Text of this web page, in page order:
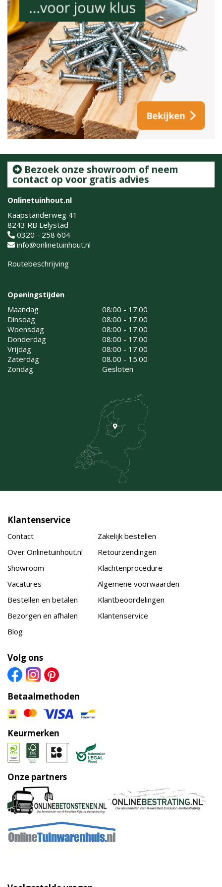
Bezoek onze showroom of neem
contact op voor gratis advies
Onlinetuinhout.nl
Kaapstanderweg 41
8243 RB Lelystad
0320 - 258 604
info@onlinetuinhout.nl
Routebeschrijving
Openingstijden
Maandag
08:00 - 17:00
Dinsdag
08:00 - 17:00
Woensdag
08:00 - 17:00
Donderdag
08:00 - 17:00
Vrijdag
08:00 - 17:00
Zaterdag
08.00 - 15.00
Zondag
Gesloten
Klantenservice
Contact
Over Onlinetuinhout.nl
Showroom
Vacatures
Bestellen en betalen
Bezorgen en afhalen
Blog
Zakelijk bestellen
Retourzendingen
Klachtenprocedure
Algemene voorwaarden
Klantbeoordelingen
Klantenservice
Volg ons
Betaalmethoden
Keurmerken
Onze partners